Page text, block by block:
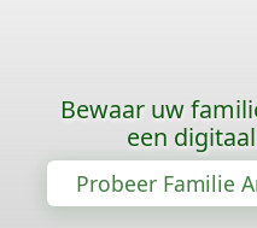
Bewaar uw
een
Probeer Familie